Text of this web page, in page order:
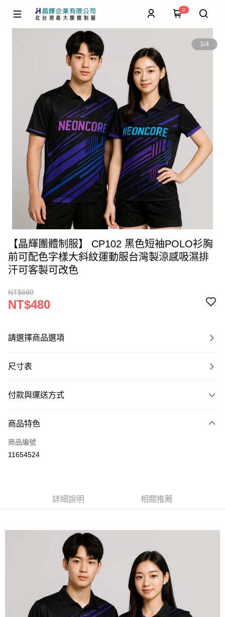
0
1/4
【晶輝團體制服】 CP102 黑色短袖POLO衫胸
前可配色字樣大斜紋運動服台灣製涼感吸濕排
汗可客製可改色
NT$680
NT$480
請選擇商品選項
尺寸表
付款與運送方式
信用卡一次付款
運送方式
商品特色
商品編號
11654524
詳細說明 相關推薦